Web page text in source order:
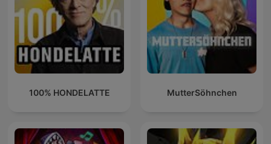
100% HONDELATTE MutterSöhnchen